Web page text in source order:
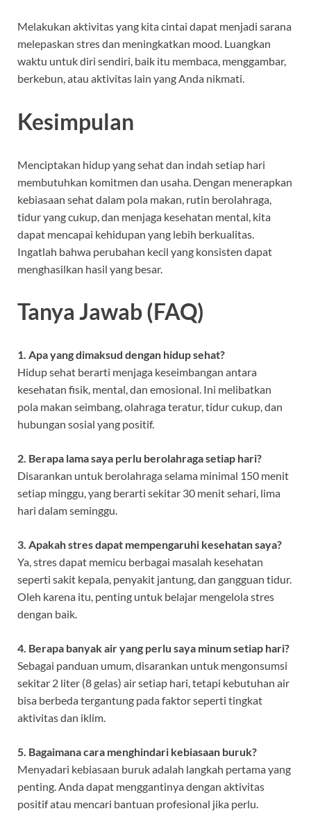
Melakukan aktivitas yang kita cintai dapat menjadi sarana
melepaskan stres dan meningkatkan mood. Luangkan
waktu untuk diri sendiri, baik itu membaca, menggambar,
berkebun, atau aktivitas lain yang Anda nikmati.
Kesimpulan
Menciptakan hidup yang sehat dan indah setiap hari
membutuhkan komitmen dan usaha. Dengan menerapkan
kebiasaan sehat dalam pola makan, rutin berolahraga,
tidur yang cukup, dan menjaga kesehatan mental, kita
dapat mencapai kehidupan yang lebih berkualitas.
Ingatlah bahwa perubahan kecil yang konsisten dapat
menghasilkan hasil yang besar.
Tanya Jawab (FAQ)
1. Apa yang dimaksud dengan hidup sehat?
Hidup sehat berarti menjaga keseimbangan antara
kesehatan fisik, mental, dan emosional. Ini melibatkan
pola makan seimbang, olahraga teratur, tidur cukup, dan
hubungan sosial yang positif.
2. Berapa lama saya perlu berolahraga setiap hari?
Disarankan untuk berolahraga selama minimal 150 menit
setiap minggu, yang berarti sekitar 30 menit sehari, lima
hari dalam seminggu.
3. Apakah stres dapat mempengaruhi kesehatan saya?
Ya, stres dapat memicu berbagai masalah kesehatan
seperti sakit kepala, penyakit jantung, dan gangguan tidur.
Oleh karena itu, penting untuk belajar mengelola stres
dengan baik.
4. Berapa banyak air yang perlu saya minum setiap hari?
Sebagai panduan umum, disarankan untuk mengonsumsi
sekitar 2 liter (8 gelas) air setiap hari, tetapi kebutuhan air
bisa berbeda tergantung pada faktor seperti tingkat
aktivitas dan iklim.
5. Bagaimana cara menghindari kebiasaan buruk?
Menyadari kebiasaan buruk adalah langkah pertama yang
penting. Anda dapat menggantinya dengan aktivitas
positif atau mencari bantuan profesional jika perlu.